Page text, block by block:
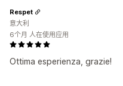
Ottima esperienza, grazie!
Respet
意大利
6个月 人在使用应用